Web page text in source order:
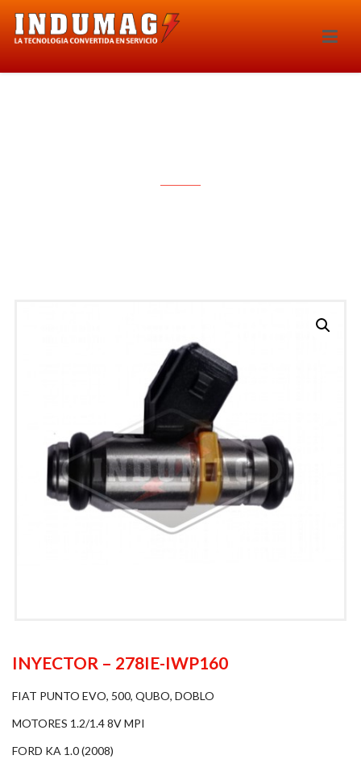
INYECTOR – 278IE-IWP160
FIAT PUNTO EVO, 500, QUBO, DOBLO
MOTORES 1.2/1.4 8V MPI
FORD KA 1.0 (2008)